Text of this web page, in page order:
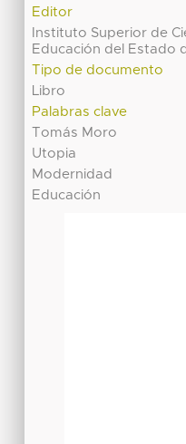
Editor
Instituto Superior de
Educación del Estado
Tipo de documento
Libro
Palabras clave
Tomás Moro
Utopia
Modernidad
Educación